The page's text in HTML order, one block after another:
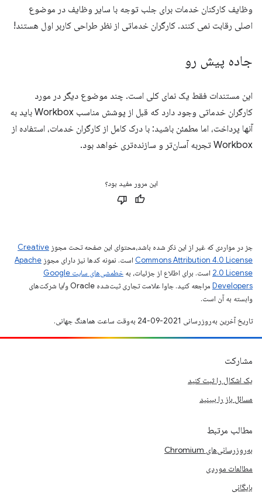
وظایف کارکنان خدمات برای جلب توجه با سایر وظایف در موضوع
اصلی رقابت نمی کنند. کارگران خدماتی از نظر طراحی کاربر اول هستند!
جاده پیش رو
این مستندات فقط یک نمای کلی است. چند موضوع دیگر در مورد
کارگران خدماتی وجود دارد که قبل از پوشش مناسب Workbox باید به
آنها پرداخت، اما مطمئن باشید: با درک کامل از کارگران خدمات، استفاده از
Workbox تجربه آسان‌تر و سازنده‌تری خواهد بود.
این مرور مفید بود؟
جز در مواردی که غیر از این ذکر شده باشد،‌محتوای این صفحه تحت مجوز Creative
Commons Attribution 4.0 License است. نمونه کدها نیز دارای مجوز Apache
2.0 License است. برای اطلاع از جزئیات، به
خطمشی‌های سایت Google
Developers‏
مراجعه کنید. جاوا علامت تجاری ثبت‌شده Oracle و/یا شرکت‌های
وابسته به آن است.
تاریخ آخرین به‌روزرسانی 2021-09-24 به‌وقت ساعت هماهنگ جهانی.
مشارکت
یک اشکال را ثبت کنید
مسائل باز را ببینید
مطالب مرتبط
به‌روزرسانی‌های Chromium
مطالعات موردی
بایگانی